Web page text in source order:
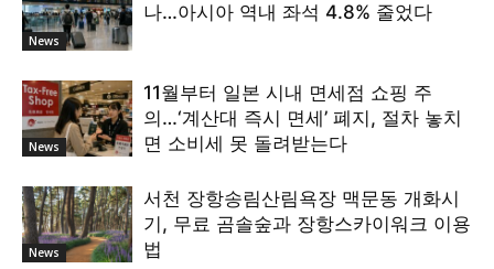
News
나…아시아 역내 좌석 4.8% 줄었다
News
11월부터 일본 시내 면세점 쇼핑 주
의…‘계산대 즉시 면세’ 폐지, 절차 놓치
면 소비세 못 돌려받는다
News
서천 장항송림산림욕장 맥문동 개화시
기, 무료 곰솔숲과 장항스카이워크 이용
법